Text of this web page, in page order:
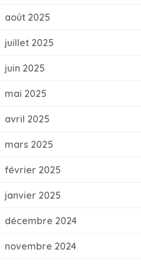
août 2025
juillet 2025
juin 2025
mai 2025
avril 2025
mars 2025
février 2025
janvier 2025
décembre 2024
novembre 2024